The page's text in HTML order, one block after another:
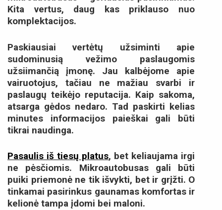
Kita vertus, daug kas priklauso nuo
komplektacijos.
Paskiausiai vertėtų užsiminti apie
sudominusią vežimo paslaugomis
užsiimančią įmonę. Jau kalbėjome apie
vairuotojus, tačiau ne mažiau svarbi ir
paslaugų teikėjo reputacija. Kaip sakoma,
atsarga gėdos nedaro. Tad paskirti kelias
minutes informacijos paieškai gali būti
tikrai naudinga.
Pasaulis iš tiesų platus, bet keliaujama irgi
ne pėsčiomis. Mikroautobusas gali būti
puiki priemonė ne tik išvykti, bet ir grįžti. O
tinkamai pasirinkus gaunamas komfortas ir
kelionė tampa įdomi bei maloni.